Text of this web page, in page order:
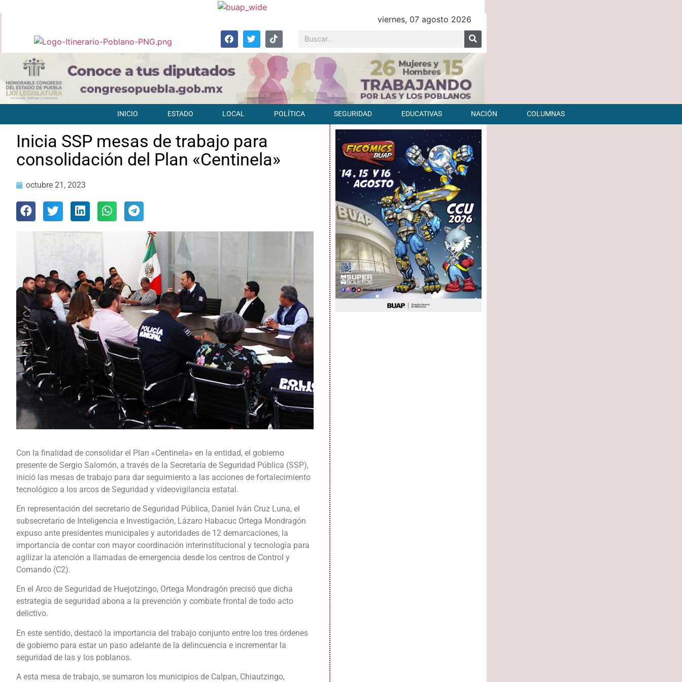
viernes, 07 agosto 2026
INICIO ESTADO LOCAL POLÍTICA SEGURIDAD EDUCATIVAS NACIÓN COLUMNAS
Inicia SSP mesas de trabajo para
consolidación del Plan «Centinela»
octubre 21, 2023
Con la finalidad de consolidar el Plan «Centinela» en la entidad, el gobierno
presente de Sergio Salomón, a través de la Secretaría de Seguridad Pública (SSP),
inició las mesas de trabajo para dar seguimiento a las acciones de fortalecimiento
tecnológico a los arcos de Seguridad y videovigilancia estatal.
En representación del secretario de Seguridad Pública, Daniel Iván Cruz Luna, el
subsecretario de Inteligencia e Investigación, Lázaro Habacuc Ortega Mondragón
expuso ante presidentes municipales y autoridades de 12 demarcaciones, la
importancia de contar con mayor coordinación interinstitucional y tecnología para
agilizar la atención a llamadas de emergencia desde los centros de Control y
Comando (C2).
En el Arco de Seguridad de Huejotzingo, Ortega Mondragón precisó que dicha
estrategia de seguridad abona a la prevención y combate frontal de todo acto
delictivo.
En este sentido, destacó la importancia del trabajo conjunto entre los tres órdenes
de gobierno para estar un paso adelante de la delincuencia e incrementar la
seguridad de las y los poblanos.
A esta mesa de trabajo, se sumaron los municipios de Calpan, Chiautzingo,